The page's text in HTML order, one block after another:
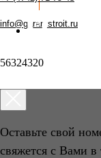
info@garantstroit.ru
56324320
Оставьте свой
свяжется с Вами в